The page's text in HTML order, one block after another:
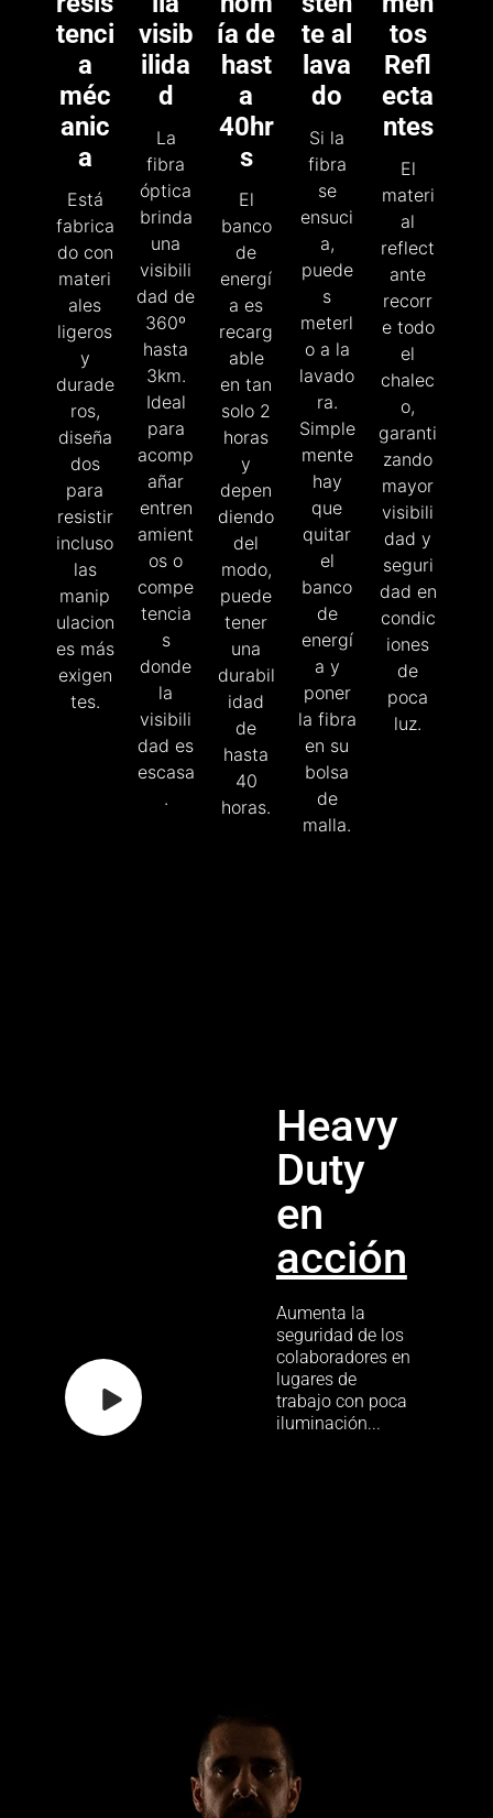
tenci
a
méc
anic
a
Está
fabrica
do con
materi
ales
ligeros
y
durade
ros,
diseña
dos
para
resistir
incluso
las
manip
ulacion
es más
exigen
tes.
visib
ilida
d
La
fibra
óptica
brinda
una
visibili
dad de
360º
hasta
3km.
Ideal
para
acomp
añar
entren
amient
os o
compe
tencia
s
donde
la
visibili
dad es
escasa
.
ía de
hast
a
40hr
s
El
banco
de
energí
a es
recarg
able
en tan
solo 2
horas
y
depen
diendo
del
modo,
puede
tener
una
durabil
idad
de
hasta
40
horas.
te al
lava
do
Si la
fibra
se
ensuci
a,
puede
s
meterl
o a la
lavado
ra.
Simple
mente
hay
que
quitar
el
banco
de
energí
a y
poner
la fibra
en su
bolsa
de
malla.
tos
Refl
ecta
ntes​
El
materi
al
reflect
ante
recorr
e todo
el
chalec
o,
garanti
zando
mayor
visibili
dad y
seguri
dad en
condic
iones
de
poca
luz.
Heavy
Duty
en
acción
Aumenta la
seguridad de los
colaboradores en
lugares de
trabajo con poca
iluminación...